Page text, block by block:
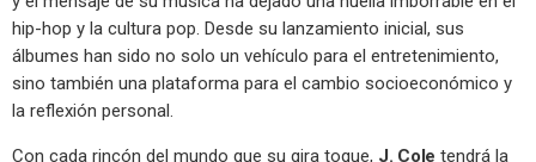
hip-hop y la cultura pop. Desde su lanzamiento inicial, sus
álbumes han sido no solo un vehículo para el entretenimiento,
sino también una plataforma para el cambio socioeconómico y
la reflexión personal.
Con cada rincón del mundo que su gira toque, J. Cole tendrá la